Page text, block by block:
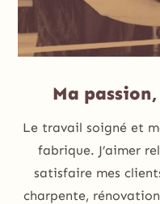
Ma
Le travail soigné et
fabrique. J’aimer
satisfaire mes
charpente,